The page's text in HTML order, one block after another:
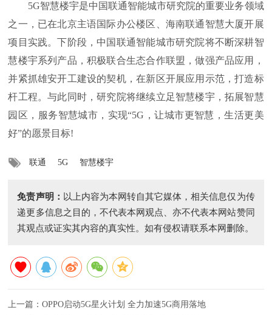
5G智慧楼宇是中国联通智能城市研究院的重要业务领域
之一，已在北京主语国际办公楼区、海南联通智慧大厦开展
项目实践。下阶段，中国联通智能城市研究院将不断深耕智
慧楼宇系列产品，积极联合生态合作联盟，做强产品应用，
并紧抓雄安开工建设的契机，在新区开展应用示范，打造标
杆工程。与此同时，研究院将继续立足智慧楼宇，拓展智慧
园区，服务智慧城市，实现“5G，让城市更智慧，生活更美
好”的愿景目标!
联通 5G 智慧楼宇
免责声明： 以上内容为本网转自其它媒体，相关信息仅为传
递更多信息之目的，不代表本网观点、亦不代表本网站赞同
其观点或证实其内容的真实性。如有侵权请联系本网删除。
上一篇：OPPO启动5G星火计划 全力加速5G商用落地